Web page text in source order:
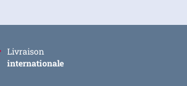
Livraison
internationale